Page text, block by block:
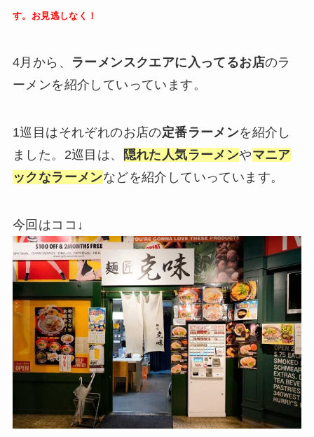
す。お見逃しなく！
4月から、 ラーメンスクエアに入ってるお店のラ
ーメンを紹介していっています。
1巡目はそれぞれのお店の定番ラーメンを紹介し
ました。2巡目は、
隠れた人気ラーメンやマニア
ックなラーメンなどを紹介していっています。
今回はココ↓